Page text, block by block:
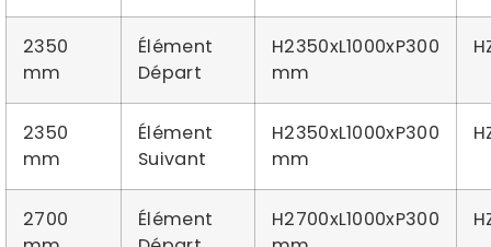
2350
mm
Élément
Départ
H2350xL1000xP300
mm
2350
mm
Élément
Suivant
H2350xL1000xP300
mm
2700
Élément
H2700xL1000xP300